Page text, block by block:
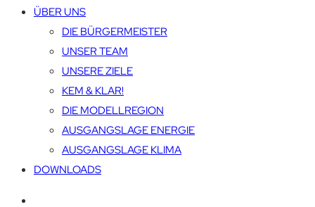
ÜBER UNS
DIE BÜRGERMEISTER
UNSER TEAM
UNSERE ZIELE
KEM & KLAR!
DIE MODELLREGION
AUSGANGSLAGE ENERGIE
AUSGANGSLAGE KLIMA
DOWNLOADS